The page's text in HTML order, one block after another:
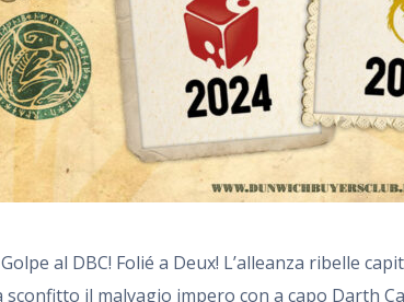
al DBC! Folié a Deux! L’alleanza ribelle
sconfitto il malvagio impero con a capo Darth